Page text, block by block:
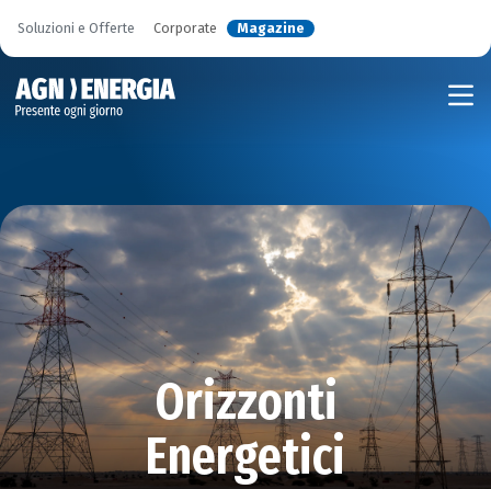
Soluzioni e Offerte Corporate Magazine
Orizzonti
Energetici